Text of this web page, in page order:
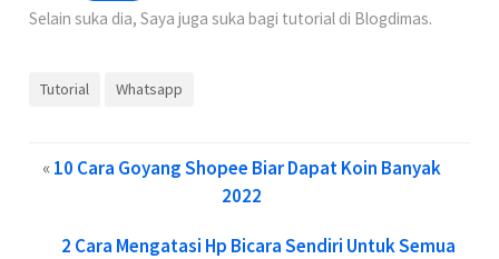
Selain suka dia, Saya juga suka bagi tutorial di Blogdimas.
Tutorial Whatsapp
«10 Cara Goyang Shopee Biar Dapat Koin Banyak
2022
2 Cara Mengatasi Hp Bicara Sendiri Untuk Semua